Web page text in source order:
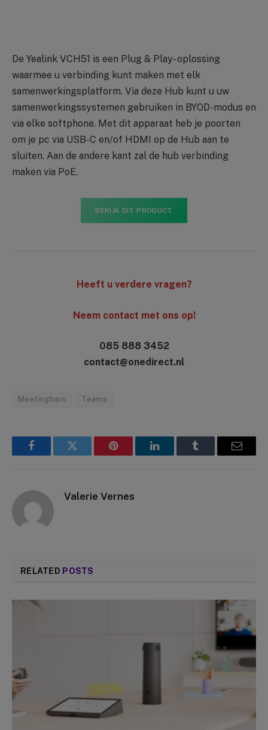
De Yealink VCH51 is een Plug & Play- oplossing
waarmee u verbinding kunt maken met elk
samenwerkingsplatform. Via deze Hub kunt u uw
samenwerkingssystemen gebruiken in BYOD-modus en
via elke softphone. Met dit apparaat heb je poorten
om je pc via USB-C en/of HDMI op de Hub aan te
sluiten. Aan de andere kant zal de hub verbinding
maken via PoE.
BEKIJK DIT PRODUCT
Heeft u verdere vragen?
Neem contact met ons op!
085 888 3452
contact@onedirect.nl
Meetingbars Teams
FacebookTwitter Pinterest LinkedInTumblr Email
Valerie Vernes
RELATED POSTS